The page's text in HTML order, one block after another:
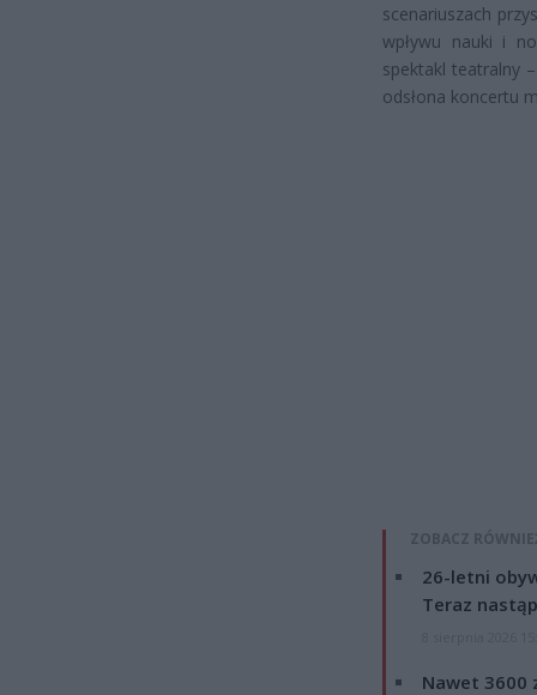
scenariuszach
wpływu nauki i
spektakl teatralny
odsłona koncertu
ZOBACZ
26-letni
Teraz
Nawet 3600